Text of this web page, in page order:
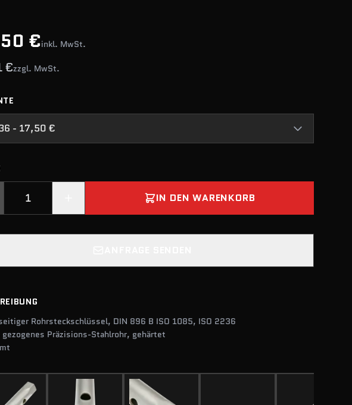
€inkl. MwSt.
€zzgl. MwSt.
- 17,50 €
IN DEN WARENKORB
Rohrsteckschlüssel, DIN 896 B ISO 1085, ISO 2236
Präzisions-Stahlrohr, gehärtet